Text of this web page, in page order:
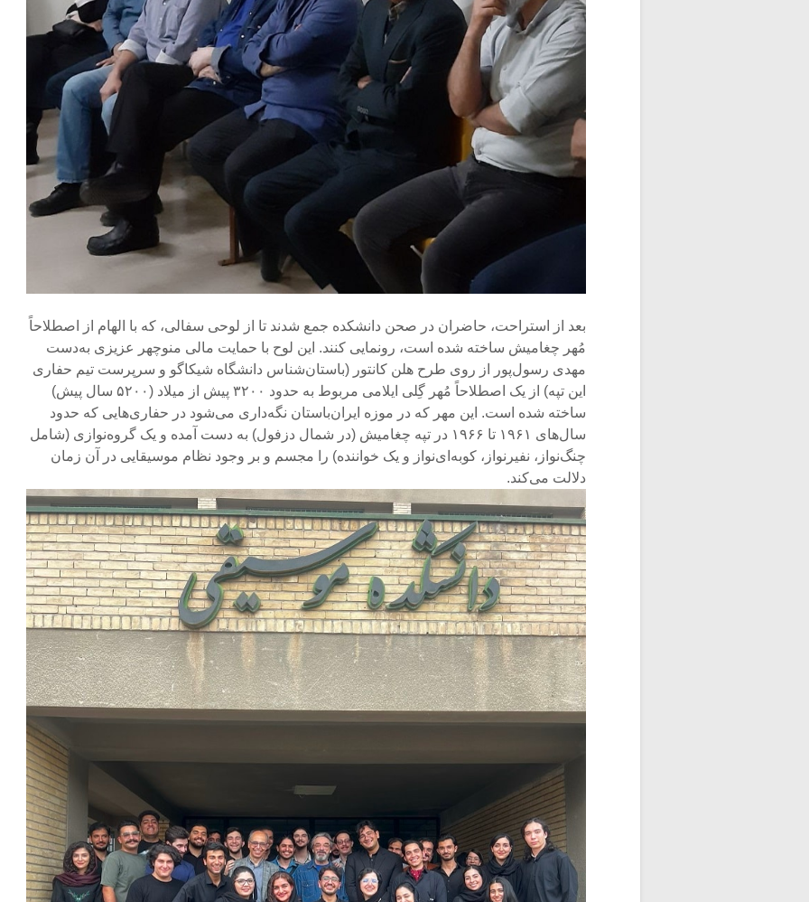
بعد از استراحت، حاضران در صحن دانشکده جمع شدند تا از لوحی سفالی، که با الهام از اصطلاحاً
مُهر چغامیش ساخته شده است، رونمایی کنند. این لوح با حمایت مالی منوچهر عزیزی به‌دست
مهدی رسول‌پور از روی طرح هلن کانتور (باستان‌شناس دانشگاه شیکاگو و سرپرست تیم حفاری
این تپه) از یک اصطلاحاً مُهر گِلی ایلامی مربوط به حدود ۳۲۰۰ پیش از میلاد (۵۲۰۰ سال پیش)
ساخته شده است. این مهر که در موزه ایران‌باستان نگه‌داری می‌شود در حفاری‌هایی که حدود
سال‌های ۱۹۶۱ تا ۱۹۶۶ در تپه چغامیش (در شمال دزفول) به دست آمده و یک گروه‌نوازی (شامل
چنگ‌نواز، نفیرنواز، کوبه‌ای‌نواز و یک خواننده) را مجسم و بر وجود نظام موسیقایی در آن زمان
دلالت می‌کند.